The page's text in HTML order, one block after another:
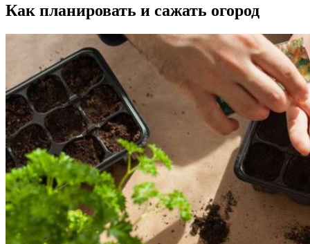
Как планировать и сажать огород